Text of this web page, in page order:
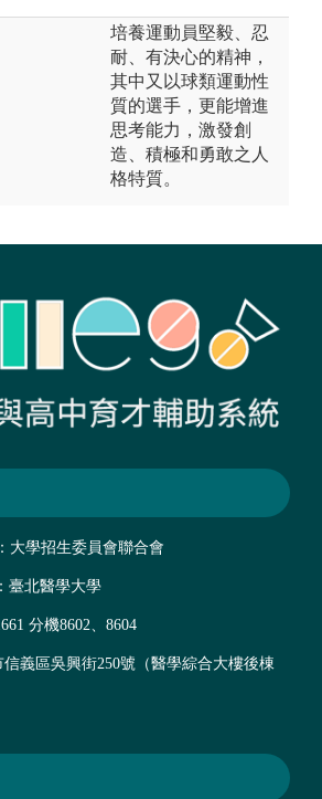
培養運動員堅毅、忍
耐、有決心的精神，
其中又以球類運動性
質的選手，更能增進
思考能力，激發創
造、積極和勇敢之人
格特質。
大學招生委員會聯合會
臺北醫學大學
分機8602、8604
信義區吳興街250號（醫學綜合大樓後棟